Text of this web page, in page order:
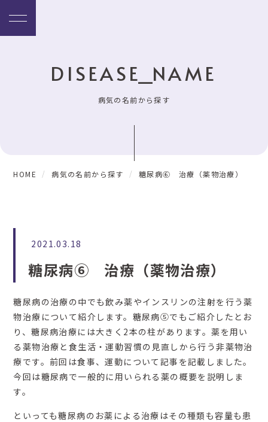
DISEASE_NAME
病気の名前から探す
HOME 病気の名前から探す 糖尿病⑥ 治療（薬物治療）
2021.03.18
糖尿病⑥ 治療（薬物治療）
糖尿病の治療の中でも飲み薬やインスリンの注射を行う薬
物治療について紹介します。糖尿病⑤でもご紹介したとお
り、糖尿病治療には大きく2本の柱があります。薬を用い
る薬物治療と食生活・運動習慣の見直しから行う非薬物治
療です。前回は食事、運動について記事を記載しました。
今回は糖尿病で一般的に用いられる薬の概要を説明しま
す。
といっても糖尿病のお薬による治療はその種類も容量も患